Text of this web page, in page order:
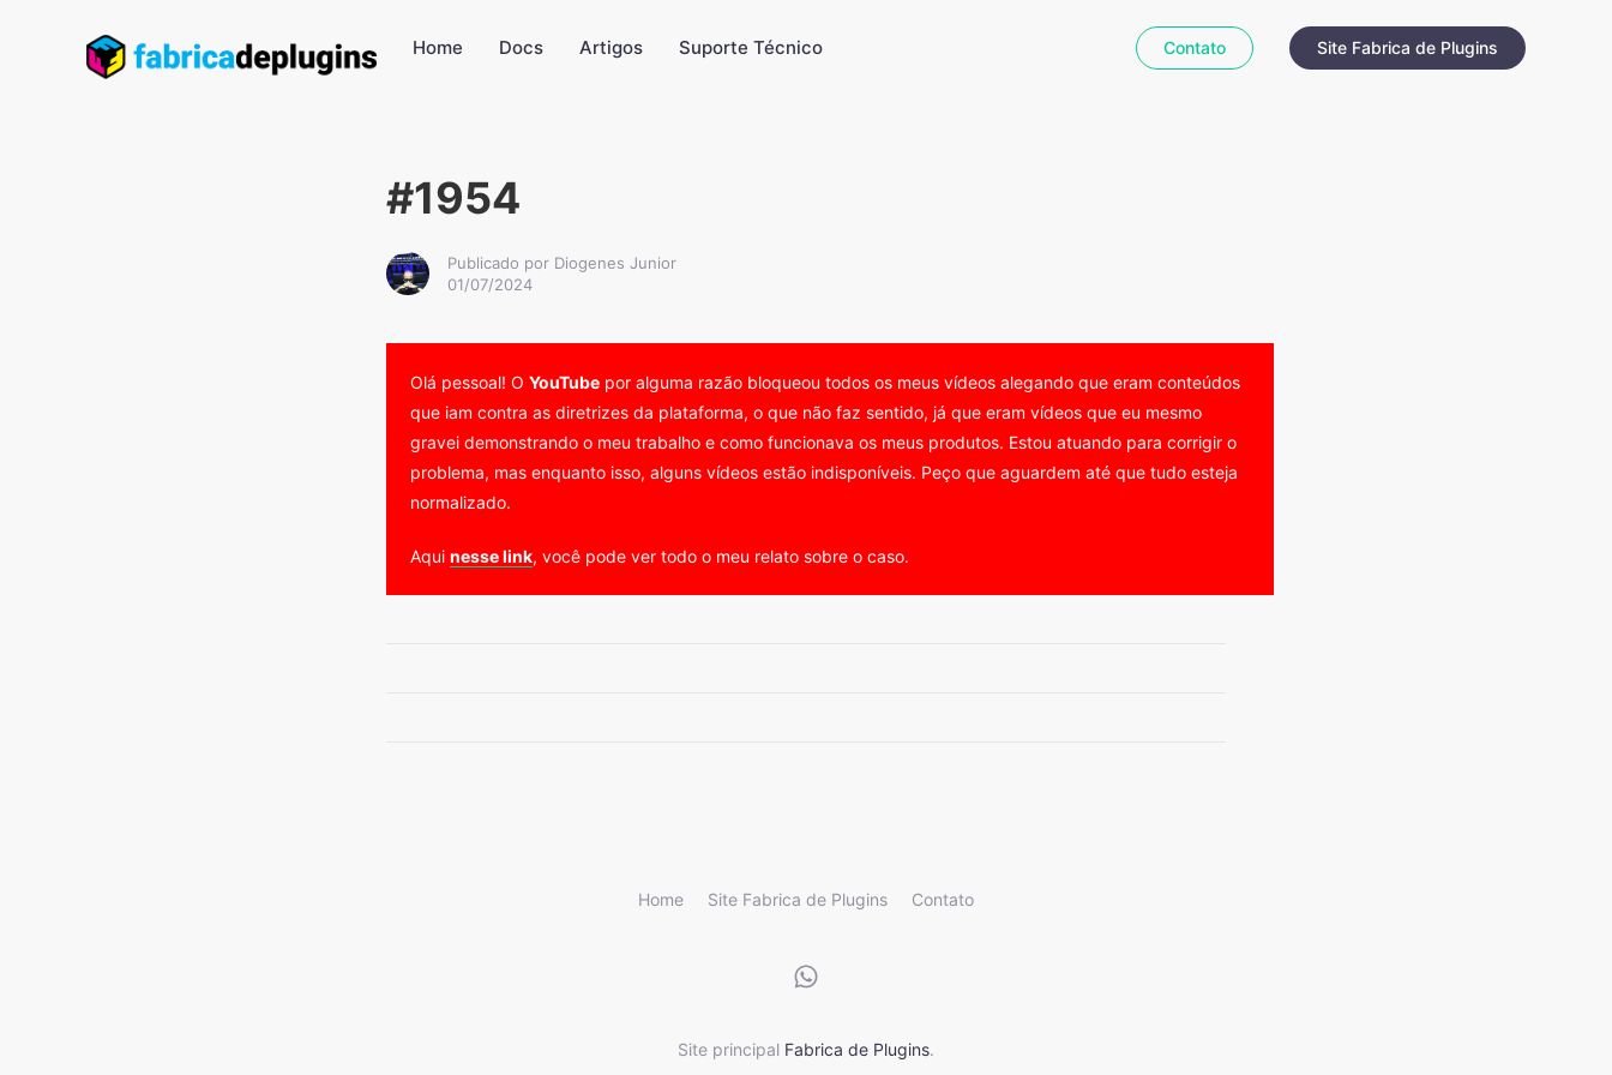
Home Docs Artigos Suporte Técnico Contato Site Fabrica de Plugins
#1954
Publicado por Diogenes Junior
01/07/2024
Olá pessoal! O YouTube por alguma razão bloqueou todos os meus vídeos alegando que eram conteúdos
que iam contra as diretrizes da plataforma, o que não faz sentido, já que eram vídeos que eu mesmo
gravei demonstrando o meu trabalho e como funcionava os meus produtos. Estou atuando para corrigir o
problema, mas enquanto isso, alguns vídeos estão indisponíveis. Peço que aguardem até que tudo esteja
normalizado.
Aqui nesse link, você pode ver todo o meu relato sobre o caso.
Home Site Fabrica de Plugins Contato
Site principal Fabrica de Plugins.